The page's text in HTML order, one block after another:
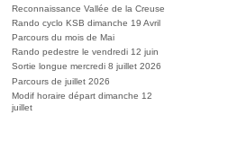
Reconnaissance Vallée de la Creuse
Rando cyclo KSB dimanche 19 Avril
Parcours du mois de Mai
Rando pedestre le vendredi 12 juin
Sortie longue mercredi 8 juillet 2026
Parcours de juillet 2026
Modif horaire départ dimanche 12
juillet